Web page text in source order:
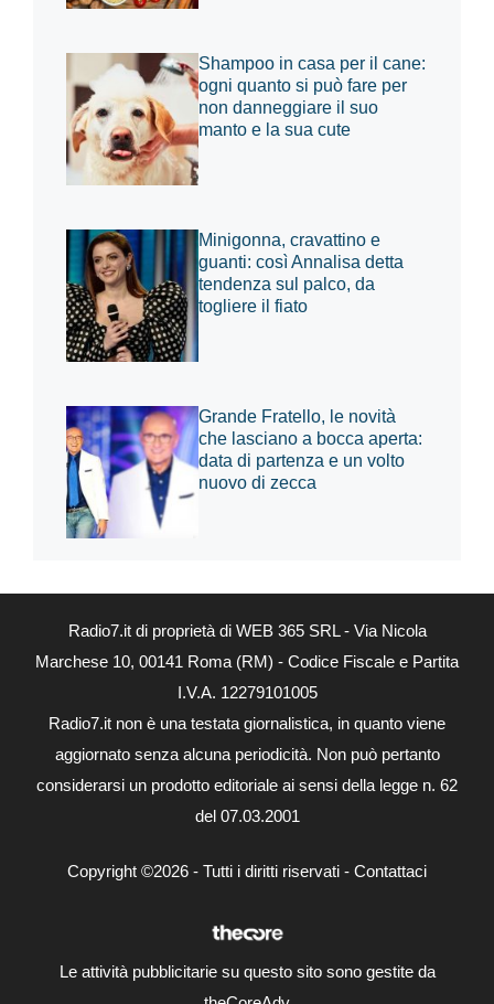
Shampoo in casa per il cane:
ogni quanto si può fare per
non danneggiare il suo
manto e la sua cute
Minigonna, cravattino e
guanti: così Annalisa detta
tendenza sul palco, da
togliere il fiato
Grande Fratello, le novità
che lasciano a bocca aperta:
data di partenza e un volto
nuovo di zecca
Radio7.it di proprietà di WEB 365 SRL - Via Nicola
Marchese 10, 00141 Roma (RM) - Codice Fiscale e Partita
I.V.A. 12279101005
Radio7.it non è una testata giornalistica, in quanto viene
aggiornato senza alcuna periodicità. Non può pertanto
considerarsi un prodotto editoriale ai sensi della legge n. 62
del 07.03.2001
Copyright ©2026 - Tutti i diritti riservati - Contattaci
Le attività pubblicitarie su questo sito sono gestite da